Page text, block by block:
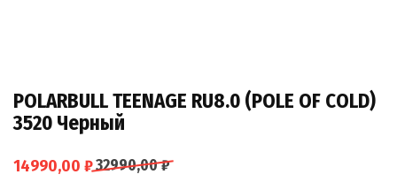
POLARBULL TEENAGE RU8.0 (POLE OF COLD)
3520 Черный
32990,00₽
14990,00 ₽